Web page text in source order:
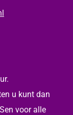
u kunt dan
voor alle